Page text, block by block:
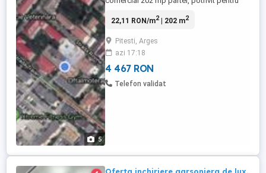
5
si acces facil. Spatiul ofera: - 200 mp utili
configurare si compartimentare dupa
necesitati - toate utilitatile disponibile +
sistem de ...
22,11 RON/m2| 202 m2
Pitesti, Arges
azi 17:18
4 467 RON
Telefon validat